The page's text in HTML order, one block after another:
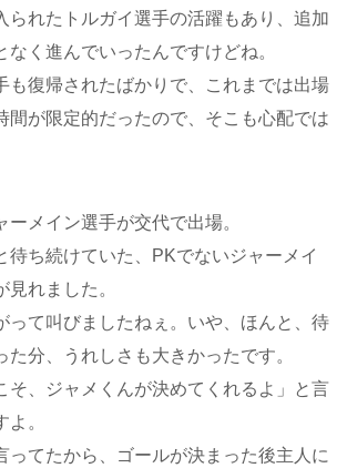
られたトルガイ選手の活躍もあり、追加
なく進んでいったんですけどね。
も復帰されたばかりで、これまでは出場
間が限定的だったので、そこも心配では
ーメイン選手が交代で出場。
待ち続けていた、PKでないジャーメイ
見れました。
って叫びましたねぇ。いや、ほんと、待
た分、うれしさも大きかったです。
そ、ジャメくんが決めてくれるよ」と言
。
ってたから、ゴールが決まった後主人に